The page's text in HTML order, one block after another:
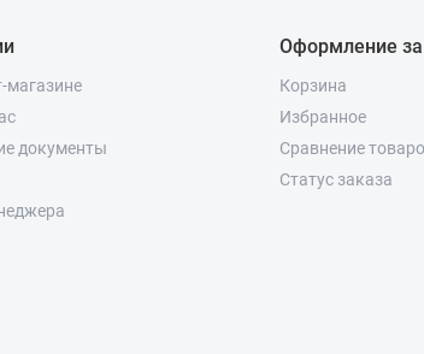
магазине
документы
Оформление
Корзина
Избранное
Сравнение
Статус заказа